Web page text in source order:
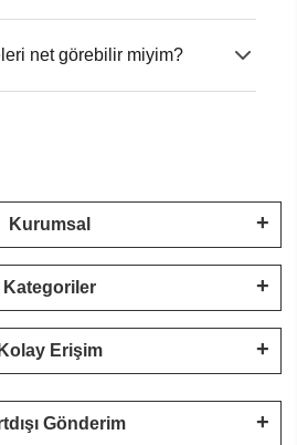
net görebilir miyim?
Kurumsal
Kategoriler
Kolay Erişim
Gönderim